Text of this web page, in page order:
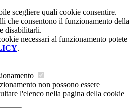
scegliere quali cookie consentire.
che consentono il funzionamento della
disabilitarli.
necessari al funzionamento potete
.
non possono essere
l'elenco nella pagina della cookie